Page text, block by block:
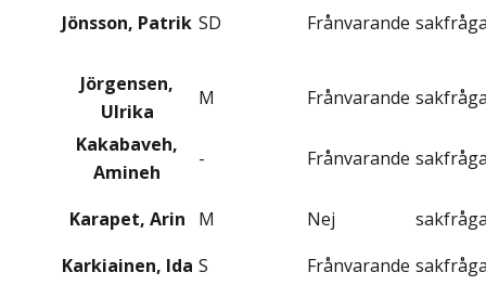
Jönsson, Patrik SD Frånvarande
Jörgensen,
Ulrika
M Frånvarande
Kakabaveh,
Amineh
- Frånvarande
Karapet, Arin M Nej
Karkiainen, Ida S Frånvarande